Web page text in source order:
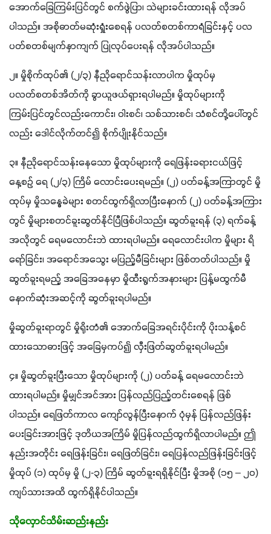
အောက်ခြေကြမ်းပြင်တွင် စက်ဖွဲပြာ၊ သဲများခင်းထားရန် လိုအပ်
ပါသည်။ အစိုဓာတ်မဆုံးရှုံးစေရန် ပလတ်စတစ်ကာရံခြင်းနှင့် ပလ
ပတ်စတစ်မျက်နှာကျက် ပြုလုပ်ပေးရန် လိုအပ်ပါသည်။
၂။ မှိုစိုက်ထုပ်၏ (၂/၃) နီညိုရောင်သန်းလာပါက မှိုထုပ်မှ
ပလတ်စတစ်အိတ်ကို ခွာယူဖယ်ရှားရပါမည်။ မှိုထုပ်များကို
ကြမ်းပြင်တွင်လည်းကောင်း၊ ဝါးစင်၊ သစ်သားစင်၊ သံစင်တို့ပေါ်တွင်
လည်း ဒေါင်လိုက်တင်၍ စိုက်ပျိုးနိုင်သည်။
၃။ နီညိုရောင်သန်းနေသော မှိုထုပ်များကို ရေဖြန်းခရားငယ်ဖြင့်
နေ့စဉ် ရေ (၂/၃) ကြိမ် လောင်းပေးရမည်။ (၂) ပတ်ခန့်အကြာတွင် မှို
ထုပ်မှ မှိုသန္ဓေခဲများ စတင်ထွက်ရှိလာပြီးနောက် (၂) ပတ်ခန့်အကြား
တွင် မှိုများစတင်ခူးဆွတ်နိုင်ပြီဖြစ်ပါသည်။ ဆွတ်ခူးရန် (၃) ရက်ခန့်
အလိုတွင် ရေမလောင်းဘဲ ထားရပါမည်။ ရေလောင်းပါက မှိုများ ရိ
ရော်ခြင်း၊ အရောင်အသွေး မပြည့်မီခြင်းများ ဖြစ်တတ်ပါသည်။ မှို
ဆွတ်ခူးရမည့် အခြေအနေမှာ မှိုထီးရွက်အနားများ ပြန့်မထွက်မီ
နောက်ဆုံးအဆင့်ကို ဆွတ်ခူးရပါမည်။
မှိုဆွတ်ခူးရာတွင် မှိုရိုးတံ၏ အောက်ခြေအရင်းပိုင်းကို ပိုးသန့်စင်
ထားသောဓားဖြင့် အခြေမှကပ်၍ လှီးဖြတ်ဆွတ်ခူးရပါမည်။
၄။ မှိုဆွတ်ခူးပြီးသော မှိုထုပ်များကို (၂) ပတ်ခန့် ရေမလောင်းဘဲ
ထားရပါမည်။ မှိုမျှင်အင်အား ပြန်လည်ပြည့်တင်းစေရန် ဖြစ်
ပါသည်။ ရေဖြတ်ကာလ ကျော်လွန်ပြီးနောက် ပုံမှန် ပြန်လည်ဖြန်း
ပေးခြင်းအားဖြင့် ဒုတိယအကြိမ် မှိုပြန်လည်ထွက်ရှိလာပါမည်။ ဤ
နည်းအတိုင်း ရေဖြန်းခြင်း၊ ရေဖြတ်ခြင်း၊ ရေပြန်လည်ဖြန်းခြင်းဖြင့်
မှိုထုပ် (၁) ထုပ်မှ မှို (၂-၃) ကြိမ် ဆွတ်ခူးရရှိနိုင်ပြီး မှိုအစို (၁၅ – ၂၀)
ကျပ်သားအထိ ထွက်ရှိနိုင်ပါသည်။
သိုလှောင်သိမ်းဆည်းနည်း